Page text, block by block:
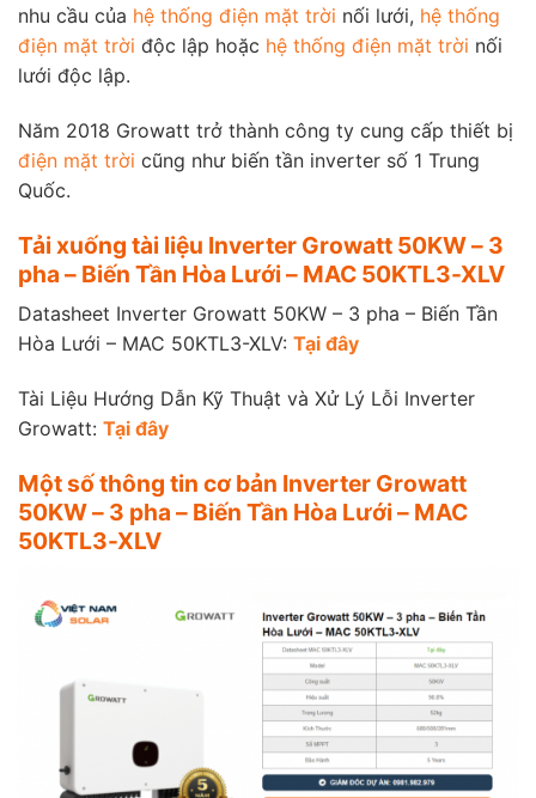
nhu cầu của hệ thống điện mặt trời nối lưới, hệ thống
điện mặt trời độc lập hoặc hệ thống điện mặt trời nối
lưới độc lập.
Năm 2018 Growatt trở thành công ty cung cấp thiết bị
điện mặt trời cũng như biến tần inverter số 1 Trung
Quốc.
Tải xuống tài liệu Inverter Growatt 50KW – 3
pha – Biến Tần Hòa Lưới – MAC 50KTL3-XLV
Datasheet Inverter Growatt 50KW – 3 pha – Biến Tần
Hòa Lưới – MAC 50KTL3-XLV: Tại đây
Tài Liệu Hướng Dẫn Kỹ Thuật và Xử Lý Lỗi Inverter
Growatt: Tại đây
Một số thông tin cơ bản Inverter Growatt
50KW – 3 pha – Biến Tần Hòa Lưới – MAC
50KTL3-XLV